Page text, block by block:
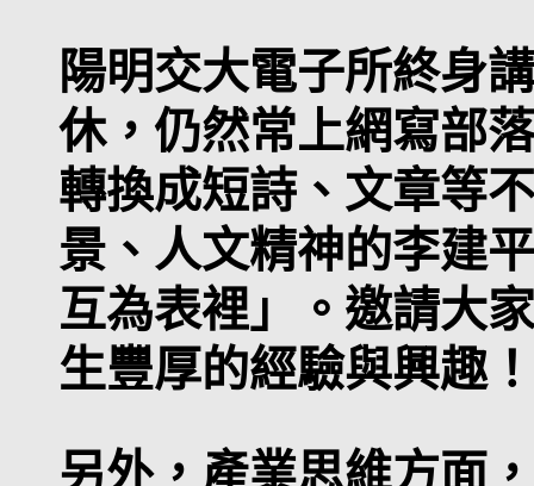
陽明交大電子所終身
休，仍然常上網寫部
轉換成短詩、文章等
景、人文精神的李建
互為表裡」。邀請大
生豐厚的經驗與興趣！
另外，產業思維方面